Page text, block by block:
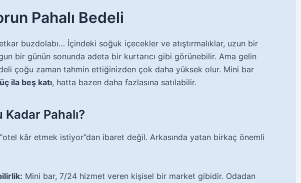
Pahalı Bedeli
buzdolabı… İçindeki soğuk içecekler ve atıştırmalıklar, uzun bir
bir günün sonunda adeta bir kurtarıcı gibi görünebilir. Ama gelin
çoğu zaman tahmin ettiğinizden çok daha yüksek olur. Mini bar
üç ila beş katı, hatta bazen daha fazlasına satılabilir.
Pahalı?
kâr etmek istiyor”dan ibaret değil. Arkasında yatan birkaç önemli
Mini bar, 7/24 hizmet veren kişisel bir market gibidir. Odadan